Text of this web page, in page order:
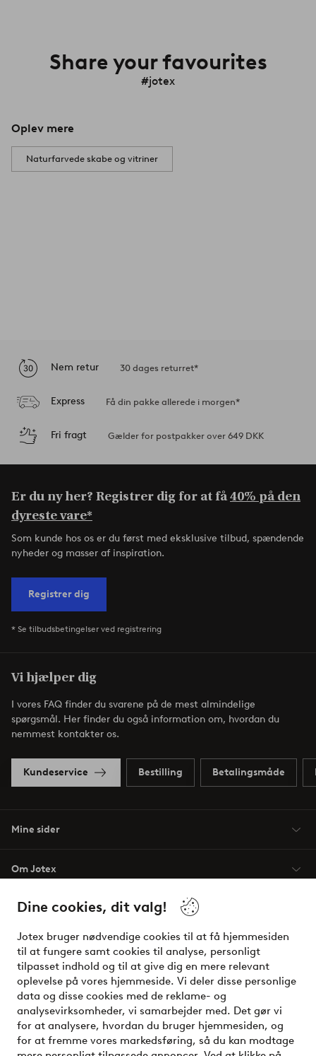
Dine cookies, dit valg!
Jotex bruger nødvendige cookies til at få hjemmesiden
til at fungere samt cookies til analyse, personligt
tilpasset indhold og til at give dig en mere relevant
oplevelse på vores hjemmeside. Vi deler disse personlige
data og disse cookies med de reklame- og
analysevirksomheder, vi samarbejder med. Det gør vi
for at analysere, hvordan du bruger hjemmesiden, og
for at fremme vores markedsføring, så du kan modtage
Share your favourites
#jotex
Oplev mere
Naturfarvede skabe og vitriner
Nem retur 30 dages returret*
Express Få din pakke allerede i morgen*
Fri fragt Gælder for postpakker over 649 DKK
Er du ny her? Registrer dig for at få40% på den
dyreste vare*
Som kunde hos os er du først med eksklusive tilbud, spændende
nyheder og masser af inspiration.
Registrer dig
* Se tilbudsbetingelser ved registrering
Vi hjælper dig
I vores FAQ finder du svarene på de mest almindelige
spørgsmål. Her finder du også information om, hvordan du
nemmest kontakter os.
Kundeservice Bestilling Betalingsmåde
Mine sider
Om Jotex
Vilkår
Venner
Sikre betalinger - betal nu eller del op
Vil du vide mere om vores betalingsmuligheder?
elpy